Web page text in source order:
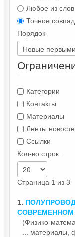
Любое из слов
Точное
Порядок
Категории
Контакты
Материалы
Ленты
Ссылки
Кол-во строк:
Страница 1 из 3
1.
СОВРЕМЕННОМ
(Физико-
материалы ,